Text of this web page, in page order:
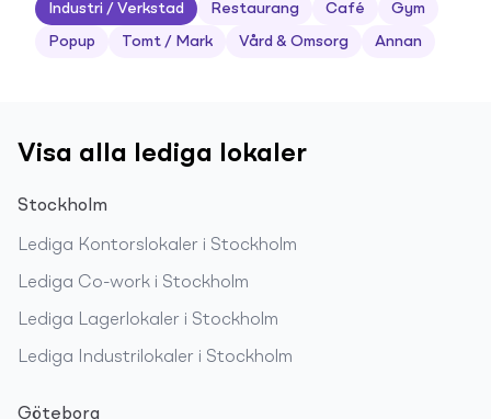
Industri / Verkstad Restaurang Café Gym
Popup Tomt / Mark Vård & Omsorg Annan
Visa alla lediga lokaler
Stockholm
Lediga Kontorslokaler i Stockholm
Lediga Co-work i Stockholm
Lediga Lagerlokaler i Stockholm
Lediga Industrilokaler i Stockholm
Göteborg